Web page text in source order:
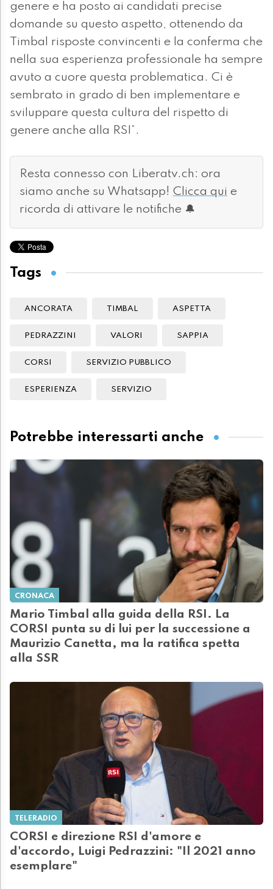
genere e ha posto ai candidati precise
domande su questo aspetto, ottenendo da
Timbal risposte convincenti e la conferma che
nella sua esperienza professionale ha sempre
avuto a cuore questa problematica. Ci è
sembrato in grado di ben implementare e
sviluppare questa cultura del rispetto di
genere anche alla RSI”.
Resta connesso con Liberatv.ch: ora
siamo anche su Whatsapp! Clicca qui e
ricorda di attivare le notifiche 🔔
Tags
ANCORATA TIMBAL ASPETTA
PEDRAZZINI VALORI SAPPIA
CORSI SERVIZIO PUBBLICO
ESPERIENZA SERVIZIO
Potrebbe interessarti anche
CRONACA
Mario Timbal alla guida della RSI. La
CORSI punta su di lui per la successione a
Maurizio Canetta, ma la ratifica spetta
alla SSR
TELERADIO
CORSI e direzione RSI d'amore e
d'accordo, Luigi Pedrazzini: "Il 2021 anno
esemplare"